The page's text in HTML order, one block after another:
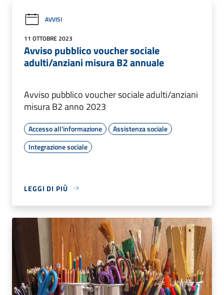
AVVISI
11 OTTOBRE 2023
Avviso pubblico voucher sociale
adulti/anziani misura B2 annuale
Avviso pubblico voucher sociale adulti/anziani
misura B2 anno 2023
Accesso all'informazione
Assistenza sociale
Integrazione sociale
LEGGI DI PIÙ